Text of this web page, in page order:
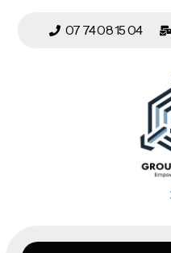
07 74 08 15 04